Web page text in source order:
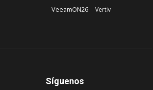
VeeamON26 Vertiv
Síguenos